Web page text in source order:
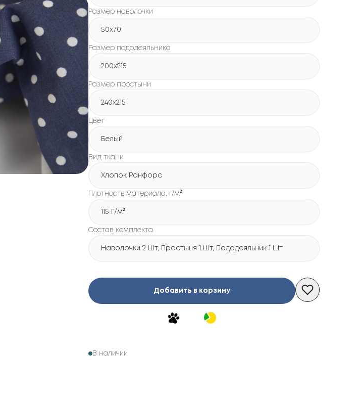
Размер наволочки
50x70
Размер пододеяльника
200х215
Размер простыни
240х215
Цвет
Белый
Вид ткани
Хлопок Ранфорс
Плотность материала, г/м²
115 Г/м²
Состав комплекта
Наволочки 2 Шт, Простыня 1 Шт, Пододеяльник 1 Шт
Добавить в корзину
В наличии